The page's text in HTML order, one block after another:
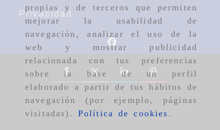
propias y de terceros que permiten
mejorar la usabilidad de
navegación, analizar el uso de la
web y mostrar publicidad
relacionada con tus preferencias
sobre la base de un perfil
elaborado a partir de tus hábitos de
navegación (por ejemplo, páginas
visitadas). Política de cookies .
Privacidad